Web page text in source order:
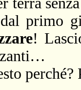
primo
!